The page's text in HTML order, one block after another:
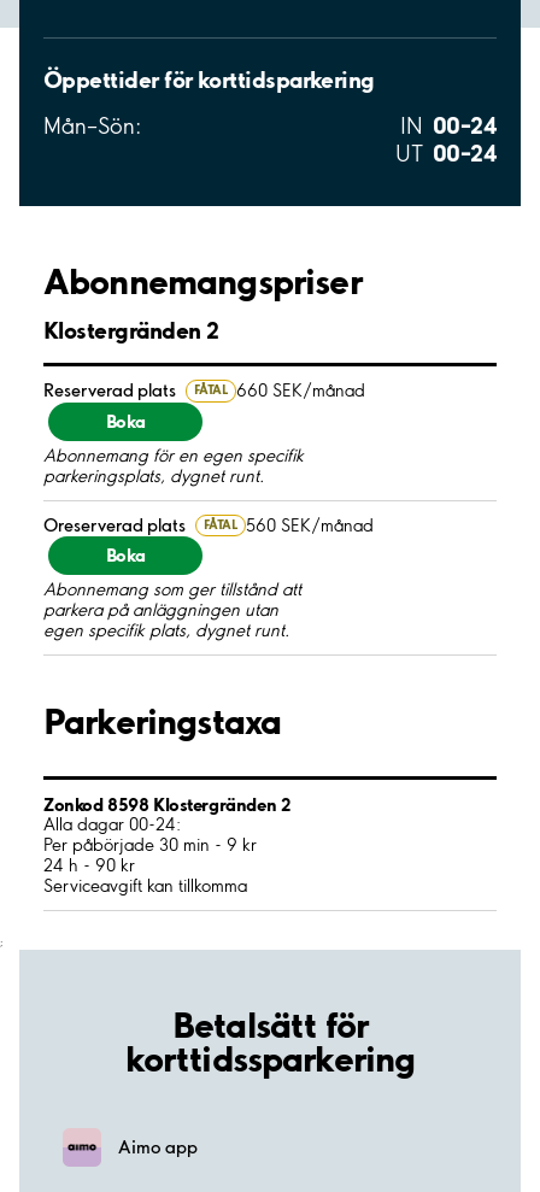
Öppettider för korttidsparkering
Mån–Sön: IN 00–24
UT 00–24
Abonnemangspriser
Klostergränden 2
Reserverad plats FÅTAL 660 SEK/månad
Boka
Abonnemang för en egen specifik
parkeringsplats, dygnet runt.
Oreserverad plats FÅTAL 560 SEK/månad
Boka
Abonnemang som ger tillstånd att
parkera på anläggningen utan
egen specifik plats, dygnet runt.
Parkeringstaxa
Zonkod 8598 Klostergränden 2
Alla dagar 00-24:
Per påbörjade 30 min - 9 kr
24 h - 90 kr
Serviceavgift kan tillkomma
;
Betalsätt för
korttidssparkering
Aimo app